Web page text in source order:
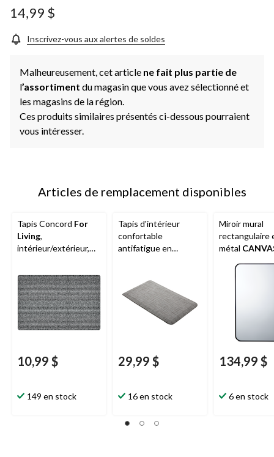
14,99 $
Inscrivez-vous aux alertes de soldes
Malheureusement, cet article ne fait plus partie de
l’assortiment du magasin que vous avez sélectionné et
les magasins de la région.
Ces produits similaires présentés ci-dessous pourraient
vous intéresser.
Articles de remplacement disponibles
Tapis Concord For
Living,
intérieur/extérieur,
30 pi
10,99 $
149 en stock
Tapis d'intérieur
confortable
antifatigue en
29,99 $
16 en stock
Miroir mural
rectangulaire
métal
134,99 $
6 en stock